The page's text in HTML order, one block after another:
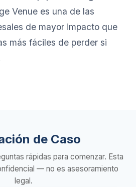
Venue es una de las
de mayor impacto que
más fáciles de perder si
de Caso
rápidas para comenzar. Esta
— no es asesoramiento
legal.